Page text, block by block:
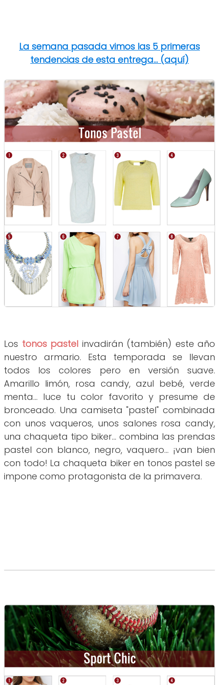
La semana pasada vimos las 5 primeras
tendencias de esta entrega... (aquí)
Los tonos pastel invadirán (también) este año
nuestro armario. Esta temporada se llevan
todos los colores pero en versión suave.
Amarillo limón, rosa candy, azul bebé, verde
menta... luce tu color favorito y presume de
bronceado. Una camiseta "pastel" combinada
con unos vaqueros, unos salones rosa candy,
una chaqueta tipo biker... combina las prendas
pastel con blanco, negro, vaquero... ¡van bien
con todo! La chaqueta biker en tonos pastel se
impone como protagonista de la primavera.